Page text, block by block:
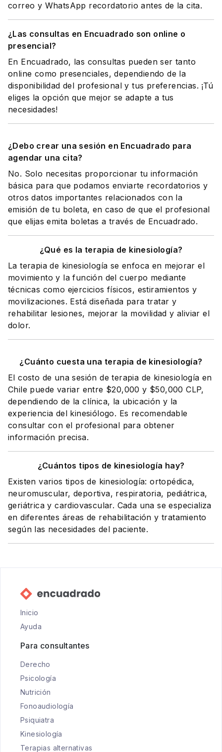
correo y WhatsApp recordatorio antes de la cita.
¿Las consultas en Encuadrado son online o
presencial?
En Encuadrado, las consultas pueden ser tanto
online como presenciales, dependiendo de la
disponibilidad del profesional y tus preferencias. ¡Tú
eliges la opción que mejor se adapte a tus
necesidades!
¿Debo crear una sesión en Encuadrado para
agendar una cita?
No. Solo necesitas proporcionar tu información
básica para que podamos enviarte recordatorios y
otros datos importantes relacionados con la
emisión de tu boleta, en caso de que el profesional
que elijas emita boletas a través de Encuadrado.
¿Qué es la terapia de kinesiología?
La terapia de kinesiología se enfoca en mejorar el
movimiento y la función del cuerpo mediante
técnicas como ejercicios físicos, estiramientos y
movilizaciones. Está diseñada para tratar y
rehabilitar lesiones, mejorar la movilidad y aliviar el
dolor.
¿Cuánto cuesta una terapia de kinesiología?
El costo de una sesión de terapia de kinesiología en
Chile puede variar entre $20,000 y $50,000 CLP,
dependiendo de la clínica, la ubicación y la
experiencia del kinesiólogo. Es recomendable
consultar con el profesional para obtener
información precisa.
¿Cuántos tipos de kinesiología hay?
Existen varios tipos de kinesiología: ortopédica,
neuromuscular, deportiva, respiratoria, pediátrica,
geriátrica y cardiovascular. Cada una se especializa
en diferentes áreas de rehabilitación y tratamiento
según las necesidades del paciente.
Inicio
Ayuda
Para consultantes
Derecho
Psicología
Nutrición
Fonoaudiología
Psiquiatra
Kinesiología
Terapias alternativas